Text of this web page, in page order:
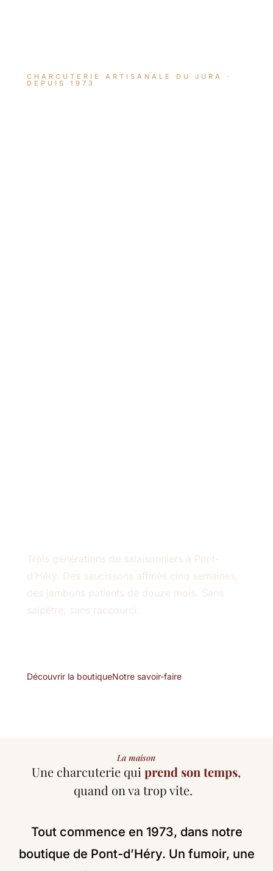
CHARCUTERIE ARTISANALE DU JURA ·
DEPUIS 1973
Trois générations de salaisonniers à Pont-
d’Héry. Des saucissons affinés cinq semaines,
des jambons patients de douze mois. Sans
salpêtre, sans raccourci.
Découvrir la boutiqueNotre savoir-faire
La maison
Une charcuterie quiprend son temps,
quand on va trop vite.
Tout commence en 1973, dans notre
boutique de Pont-d’Héry. Un fumoir, une